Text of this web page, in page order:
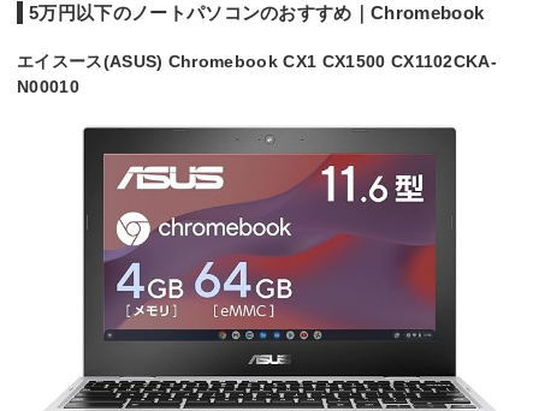
5万円以下のノートパソコンのおすすめ｜Chromebook
エイスース(ASUS) Chromebook CX1 CX1500 CX1102CKA-
N00010